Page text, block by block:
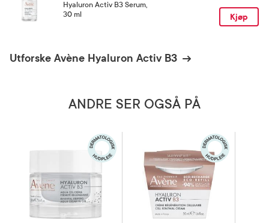
Hyaluron Activ B3 Serum
30 ml
Kjøp
Utforske Avène Hyaluron Activ B3
ANDRE SER OGSÅ PÅ